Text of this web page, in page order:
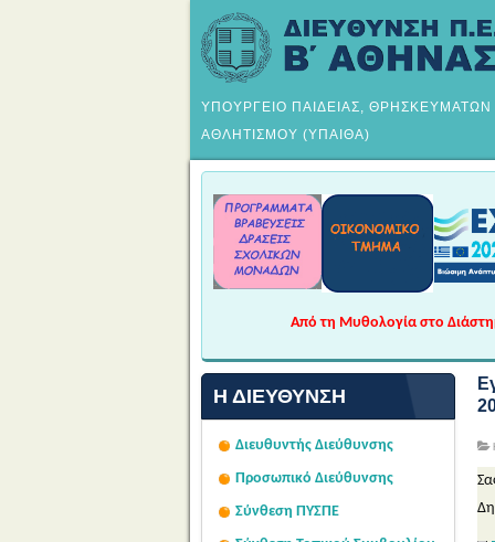
ΥΠΟΥΡΓΕΙΟ ΠΑΙΔΕΙΑΣ, ΘΡΗΣΚΕΥΜΑΤΩΝ
ΑΘΛΗΤΙΣΜΟΥ (ΥΠΑΙΘΑ)
Από τη Μυθολογία στο
Η ΔΙΕΎΘΥΝΣΗ
Διευθυντής Διεύθυνσης
Προσωπικό Διεύθυνσης
Σύνθεση ΠΥΣΠΕ